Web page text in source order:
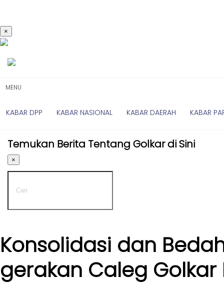
×
MENU
KABAR DPP KABAR NASIONAL KABAR DAERAH KABAR
Temukan Berita Tentang Golkar di Sini
×
Kabar
Kabar
Parlemen
Karya
Kabar
Golkar
Kagol
Kabar
Pilkada
Opini
Kabar
Kabar
Nasional
-
-
Kabar
-
UMUM
-
Kabar
-
Konsolidasi dan
gerakan Caleg Golkar